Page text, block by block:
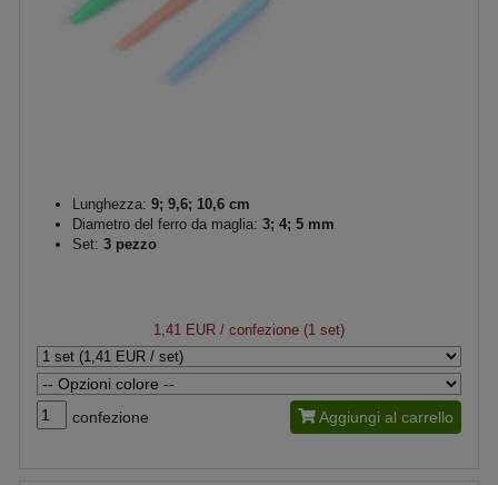
Lunghezza: 9; 9,6; 10,6 cm
Diametro del ferro da maglia: 3; 4; 5 mm
Set: 3 pezzo
1,41 EUR / confezione (1 set)
confezione Aggiungi al carrello